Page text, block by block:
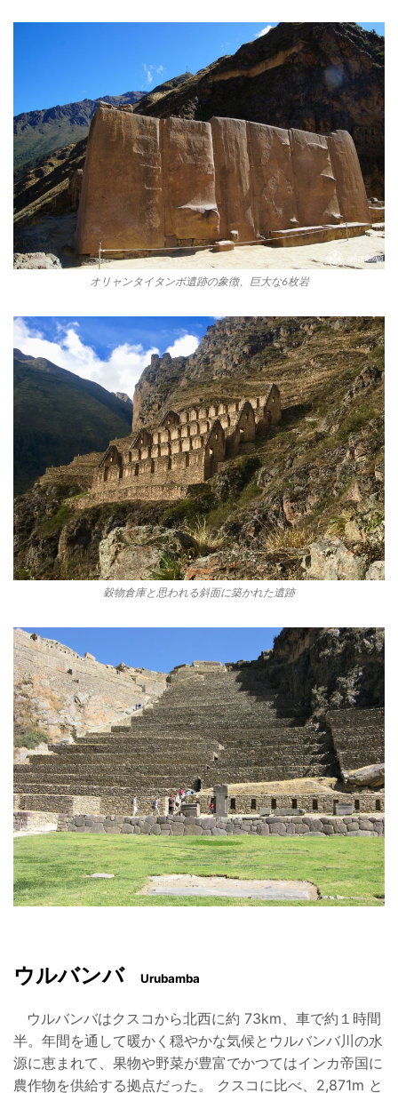
オリャンタイタンボ遺跡の象徴、巨大な6枚岩
穀物倉庫と思われる斜面に築かれた遺跡
ウルバンバ Urubamba
ウルバンバはクスコから北西に約 73km、車で約１時間
半。年間を通して暖かく穏やかな気候とウルバンバ川の水
源に恵まれて、果物や野菜が豊富でかつてはインカ帝国に
農作物を供給する拠点だった。 クスコに比べ、 2,871m と